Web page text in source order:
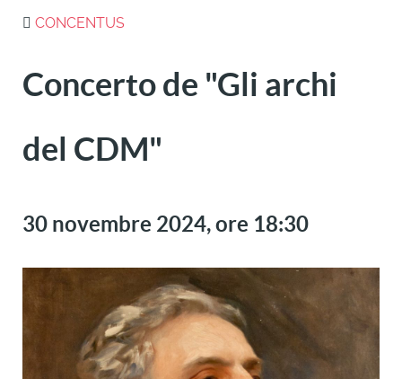
CONCENTUS
Concerto de "Gli archi
del CDM"
30 novembre 2024, ore 18:30